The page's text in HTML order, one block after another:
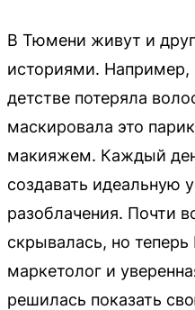
В Тюмени живут и
историями. Например,
детстве потеряла
маскировала это
макияжем. Каждый
создавать идеальную
разоблачения. Почти
скрывалась, но
маркетолог и
решилась показать